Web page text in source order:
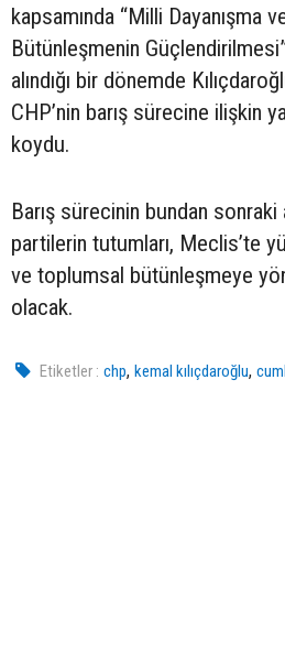
kapsamında “Milli Dayanışma
Bütünleşmenin
alındığı bir dönemde
CHP’nin barış sürecine ilişkin
koydu.
Barış sürecinin bundan sonraki
partilerin tutumları, Meclis’te
ve toplumsal bütünleşmeye
olacak.
Etiketler : chp,kemal kılıçdaroğlu,